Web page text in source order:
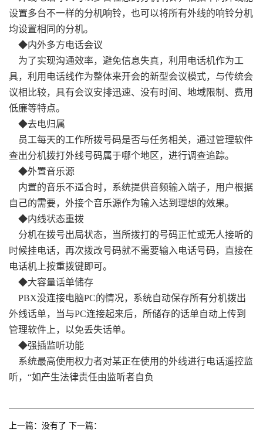
设置多台不一样的分机响铃，也可以将所有外线的响铃分机
均设置相同的分机。
◆内外多方电话会议
为了实现沟通效率，避免信息失真，利用电话机作为工
具，利用电话线作为整体来开会的新型会议模式，与传统会
议相比较，具有会议安排迅速、没有时间、地域限制、费用
低廉等特点。
◆去电归属
员工每天的工作所拨号码是否与任务相关，通过管理软件
查出分机拨打外线号码属于哪个地区，进行调查追踪。
◆外置音乐源
内置的音乐不适合时，系统提供音频输入端子，用户根据
自己的需要，外接个音乐源作为输入达到理想的效果。
◆内线状态重拨
分机在拨号出局状态，当所拨打的号码正忙或无人接听的
时候挂电话，再次拨改号码就不需要输入电话号码，直接在
电话机上按重拨键即可。
◆大容量话单储存
PBX没连接电脑PC的情况，系统自动保存所有分机拨出
外线话单，当与PC连接起来后，所储存的话单自动上传到
管理软件上，以免丢失话单。
◆强插监听功能
系统最高使用权力者对某正在使用的外线进行电话遥控监
听，“如产生法律责任由监听者自负
上一篇：没有了 下一篇：